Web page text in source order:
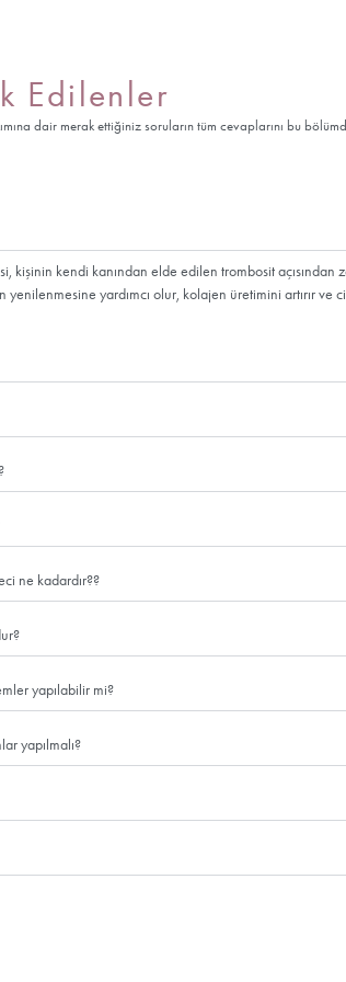
PRP
ilaçlardan
da kan dolaşımını
kalitesini arttırır.
boyunca cilt bakım
ortamlardan uzak
PRP Cilt
PRP cilt tedavisi fiyatları
Merak Edilenler